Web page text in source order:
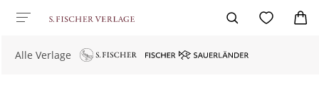
Alle Verlage